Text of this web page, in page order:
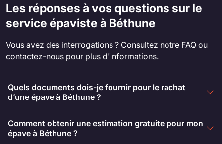
Les réponses à vos questions sur le
service épaviste à Béthune
Vous avez des interrogations ? Consultez notre FAQ ou
contactez-nous pour plus d'informations.
Quels documents dois-je fournir pour le rachat
d’une épave à Béthune ?
Comment obtenir une estimation gratuite pour mon
épave à Béthune ?